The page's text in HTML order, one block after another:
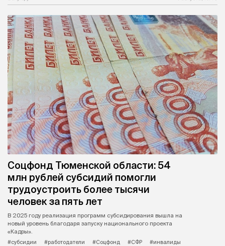
Соцфонд Тюменской области: 54
млн рублей субсидий помогли
трудоустроить более тысячи
человек за пять лет
В 2025 году реализация программ субсидирования вышла на
новый уровень благодаря запуску национального проекта
«Кадры».
#субсидии
#работодатели #Соцфонд #СФР
#инвалиды